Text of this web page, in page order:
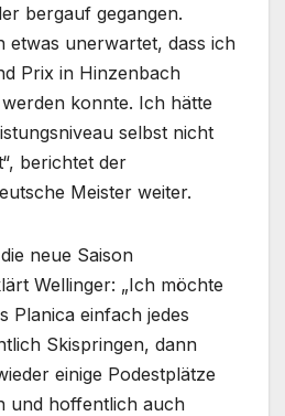
bergauf gegangen.
etwas unerwartet, dass ich
Prix in Hinzenbach
konnte. Ich hätte
selbst nicht
berichtet der
Meister weiter.
neue Saison
Wellinger: „Ich möchte
Planica einfach jedes
Skispringen, dann
einige Podestplätze
und hoffentlich auch